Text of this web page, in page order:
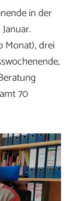
in der
Monat), drei
70